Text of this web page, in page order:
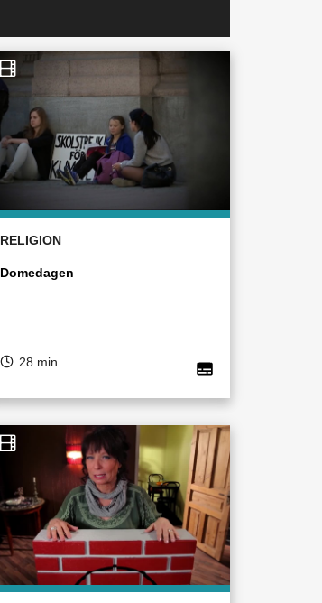
RELIGION
Domedagen
28 min